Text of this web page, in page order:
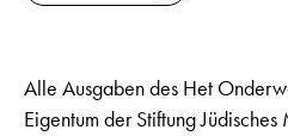
Alle Ausgaben des Het
Eigentum der Stiftung